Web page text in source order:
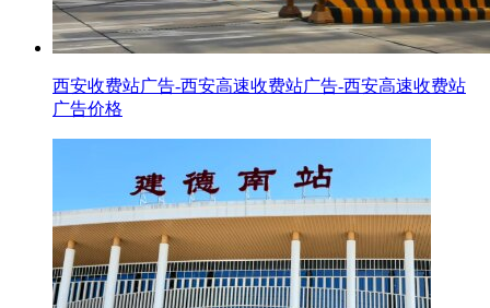
西安收费站广告-西安高速收费站广告-西安高速收费站
广告价格